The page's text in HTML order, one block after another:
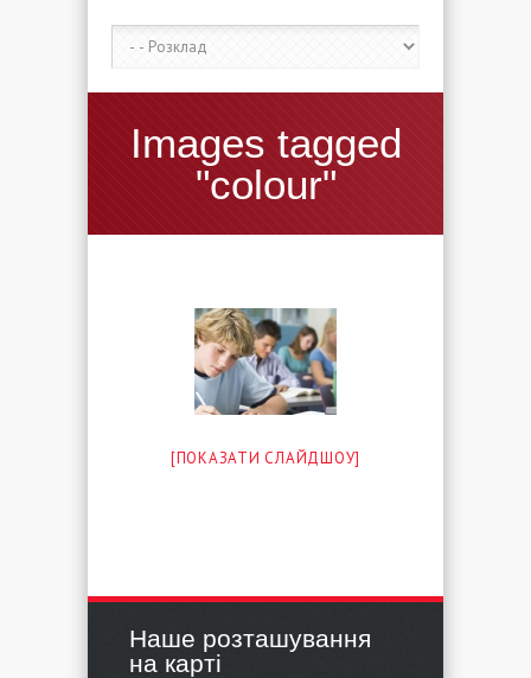
Images tagged
"colour"
[ПОКАЗАТИ СЛАЙДШОУ]
Наше розташування
на карті